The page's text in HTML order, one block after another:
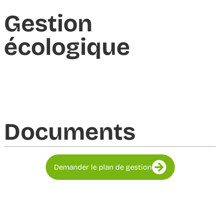
Gestion
écologique
Documents​
Demander le plan de gestion